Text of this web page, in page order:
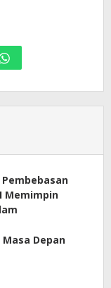
Memimpin
Depan